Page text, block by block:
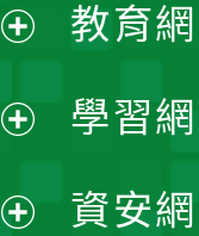
選
單
開
選
單
開
選
教育
學習
資安